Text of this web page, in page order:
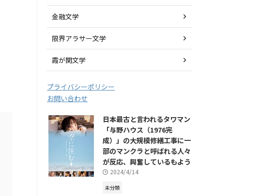
金融文学
限界アラサー文学
霞が関文学
プライバシーポリシー
お問い合わせ
日本最古と言われるタワマン
「与野ハウス（1976完
成）」の大規模修繕工事に一
部のマンクラと呼ばれる人々
が反応、興奮しているもよう
2024/4/14
未分類